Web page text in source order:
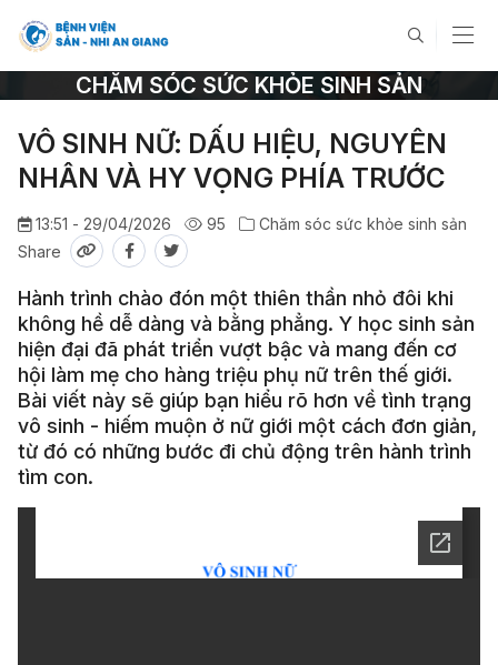
CHĂM SÓC SỨC KHỎE SINH SẢN
VÔ SINH NỮ: DẤU HIỆU, NGUYÊN
NHÂN VÀ HY VỌNG PHÍA TRƯỚC
13:51 - 29/04/2026 95
Chăm sóc sức khỏe sinh sản
Share
Hành trình chào đón một thiên thần nhỏ đôi khi
không hề dễ dàng và bằng phẳng. Y học sinh sản
hiện đại đã phát triển vượt bậc và mang đến cơ
hội làm mẹ cho hàng triệu phụ nữ trên thế giới.
Bài viết này sẽ giúp bạn hiểu rõ hơn về tình trạng
vô sinh - hiếm muộn ở nữ giới một cách đơn giản,
từ đó có những bước đi chủ động trên hành trình
tìm con.